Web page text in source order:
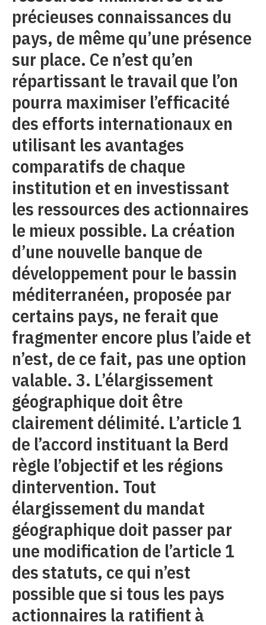
précieuses connaissances du
pays, de même qu’une présence
sur place. Ce n’est qu’en
répartissant le travail que l’on
pourra maximiser l’efficacité
des efforts internationaux en
utilisant les avantages
comparatifs de chaque
institution et en investissant
les ressources des actionnaires
le mieux possible. La création
d’une nouvelle banque de
développement pour le bassin
méditerranéen, proposée par
certains pays, ne ferait que
fragmenter encore plus l’aide et
n’est, de ce fait, pas une option
valable. 3. L’élargissement
géographique doit être
clairement délimité. L’article 1
de l’accord instituant la Berd
règle l’objectif et les régions
dintervention. Tout
élargissement du mandat
géographique doit passer par
une modification de l’article 1
des statuts, ce qui n’est
possible que si tous les pays
actionnaires la ratifient à